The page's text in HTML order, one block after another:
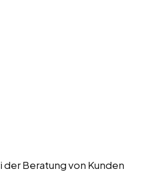
Beratung von Kunden